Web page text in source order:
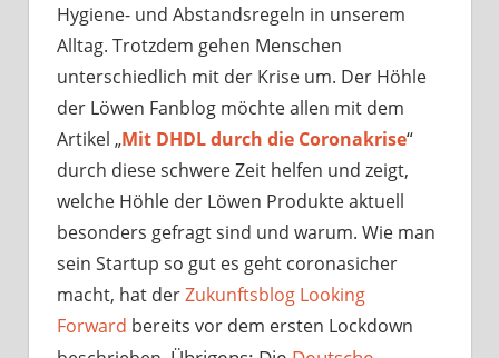
Hygiene- und Abstandsregeln in unserem
Alltag. Trotzdem gehen Menschen
unterschiedlich mit der Krise um. Der Höhle
der Löwen Fanblog möchte allen mit dem
Artikel „Mit DHDL durch die Coronakrise“
durch diese schwere Zeit helfen und zeigt,
welche Höhle der Löwen Produkte aktuell
besonders gefragt sind und warum. Wie man
sein Startup so gut es geht coronasicher
macht, hat derZukunftsblog Looking
Forward bereits vor dem ersten Lockdown